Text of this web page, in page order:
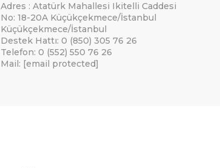
Adres : Atatürk Mahallesi Ikitelli Caddesi
No: 18-20A Küçükçekmece/İstanbul
Küçükçekmece/İstanbul
Destek Hattı: 0 (850) 305 76 26
Telefon: 0 (552) 550 76 26
Mail: [email protected]